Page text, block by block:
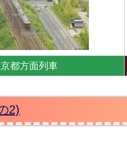
京都方面列車
2)